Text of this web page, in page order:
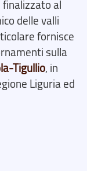
finalizzato al
delle valli
fornisce
sulla
Tigullio, in
Liguria ed